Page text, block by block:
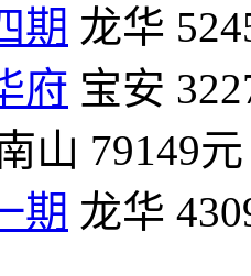
期 龙华
府 宝安
山 79149元
期 龙华